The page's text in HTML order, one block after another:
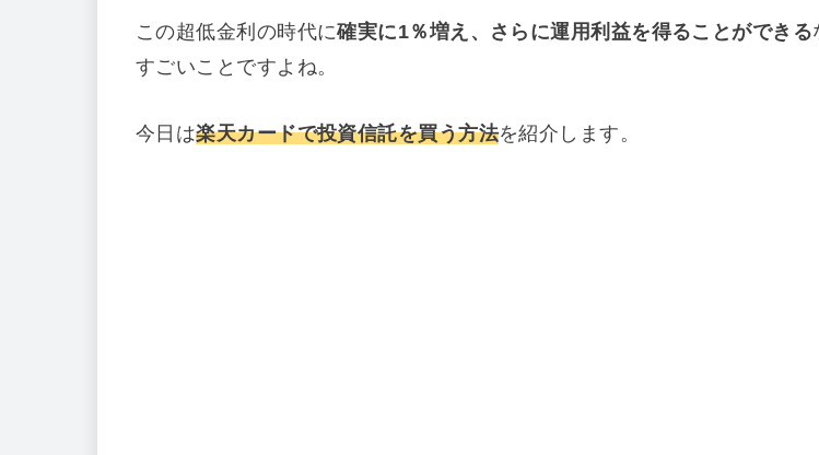
この超低金利の時代に確実に1％増え、さらに運用利益を得ることができる
すごいことですよね。
今日は楽天カードで投資信託を買う方法を紹介します。